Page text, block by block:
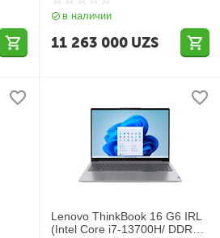
в наличии
11 263 000 UZS
Lenovo ThinkBook 16 G6 IRL
(Intel Core i7-13700H/ DDR5